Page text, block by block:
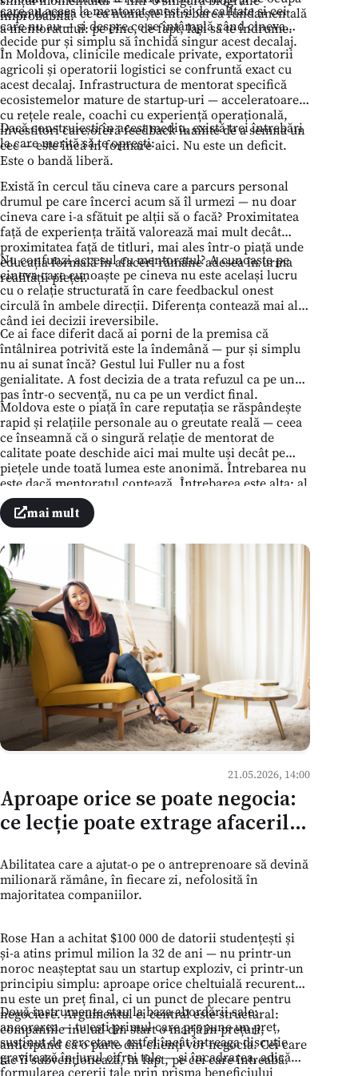
improbabilă.
acum de ceea ce ea numește întrebarea fundamentală
a mentoratului: pe cine, de fapt, lași să te îndrume.
care au acces la mentorat onest și de calitate și cei
care nu au — și despre ce se întâmplă când cineva
decide pur și simplu să închidă singur acest decalaj.
În Moldova, clinicile medicale private, exportatorii
agricoli și operatorii logistici se confruntă exact cu
acest decalaj. Infrastructura de mentorat specifică
ecosistemelor mature de startup-uri — acceleratoare
cu rețele reale, coachi cu experiență operațională,
investitori care oferă feedback înainte de a semna un
cec — este încă în formare aici. Nu este un deficit.
Este o bandă liberă.
Dacă construiești în acest mediu, există trei întrebări
la care merită să te oprești:
Există în cercul tău cineva care a parcurs personal
drumul pe care încerci acum să îl urmezi — nu doar
cineva care i-a sfătuit pe alții să o facă? Proximitatea
față de experiența trăită valorează mai mult decât
proximitatea față de titluri, mai ales într-o piață unde
educația formală în afaceri rămâne adesea în urma
realității pieței.
Nu confunzi accesul cu mentoratul? A cunoaște pe
cineva care cunoaște pe cineva nu este același lucru
cu o relație structurată în care feedbackul onest
circulă în ambele direcții. Diferența contează mai ales
când iei decizii ireversibile.
Ce ai face diferit dacă ai porni de la premisa că
întâlnirea potrivită este la îndemână — pur și simplu
nu ai sunat încă? Gestul lui Fuller nu a fost
genialitate. A fost decizia de a trata refuzul ca pe un
pas într-o secvență, nu ca pe un verdict final.
Moldova este o piață în care reputația se răspândește
rapid și relațiile personale au o greutate reală — ceea
ce înseamnă că o singură relație de mentorat de
calitate poate deschide aici mai multe uși decât pe
piețele unde toată lumea este anonimă. Întrebarea nu
este dacă mentoratul contează. Întrebarea este alta: al
cui număr nu îl ai încă — și ce te împiedică să îl
găsești?mai mult
21.05.2026, 14:00
Aproape orice se poate negocia:
ce lecție poate extrage afacerile
plătit $100 000 datorii
Abilitatea care a ajutat-o pe o antreprenoare să devină
milionară rămâne, în fiecare zi, nefolosită în
majoritatea companiilor.
Rose Han a achitat $100 000 de datorii studențești și
și-a atins primul milion la 32 de ani — nu printr-un
noroc neașteptat sau un startup exploziv, ci printr-un
principiu simplu: aproape orice cheltuială recurentă
nu este un preț final, ci un punct de plecare pentru
negociere. Argumentul ei central este structural:
companiile includ din start o marjă în prețuri,
anticipând că o parte din clienți vor negocia. Cei care
tac îi subvenționează, în fapt, pe cei care întreabă.
Două instrumente stau la baza abordării sale:
ancorarea — tu ești primul care propune un preț,
susținut de cercetare, astfel încât întreaga discuție
gravitează în jurul cifrei tale — și încadrarea, adică
formularea cererii tale prin prisma beneficiului